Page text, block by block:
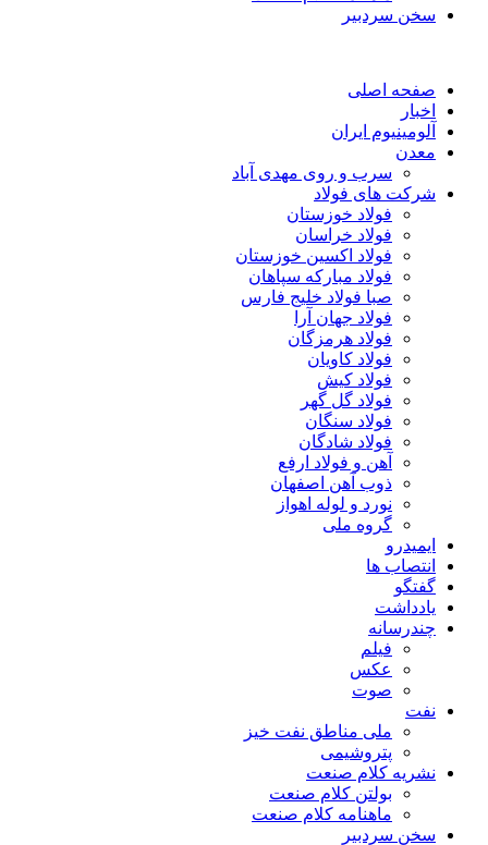
سخن سردبیر
صفحه اصلی
اخبار
آلومینیوم ایران
معدن
سرب و روی مهدی آباد
شرکت های فولاد
فولاد خوزستان
فولاد خراسان
فولاد اکسین خوزستان
فولاد مبارکه سپاهان
صبا فولاد خلیج فارس
فولاد جهان آرا
فولاد هرمزگان
فولاد کاویان
فولاد کیش
فولاد گل گهر
فولاد سنگان
فولاد شادگان
آهن و فولاد ارفع
ذوب آهن اصفهان
نورد و لوله اهواز
گروه ملی
ایمیدرو
انتصاب ها
گفتگو
یادداشت
چندرسانه
فیلم
عکس
صوت
نفت
ملی مناطق نفت خیز
پتروشیمی
نشریه کلام صنعت
بولتن کلام صنعت
ماهنامه کلام صنعت
سخن سردبیر